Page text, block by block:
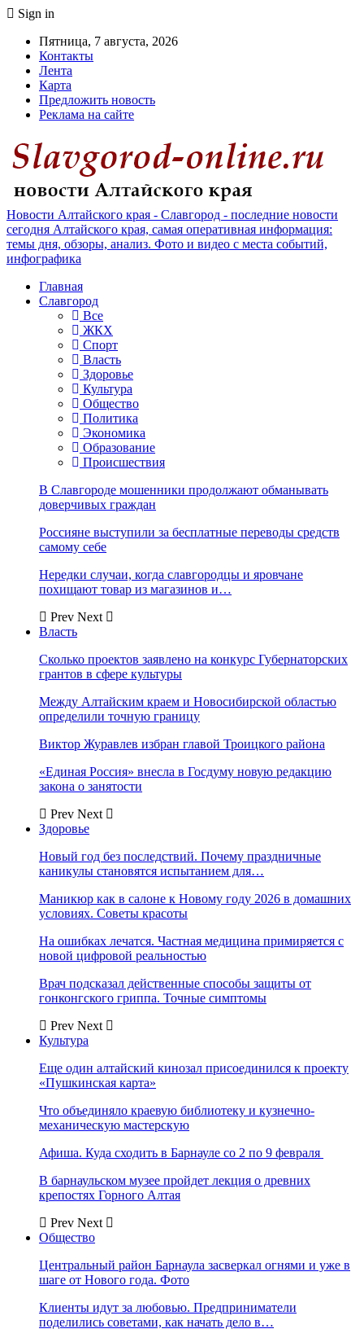
Sign in
Пятница, 7 августа, 2026
Контакты
Лента
Карта
Предложить новость
Реклама на сайте
Новости Алтайского края - Славгород - последние новости
сегодня Алтайского края, самая оперативная информация:
темы дня, обзоры, анализ. Фото и видео с места событий,
инфографика
Главная
Славгород
Все
ЖКХ
Спорт
Власть
Здоровье
Культура
Общество
Политика
Экономика
Образование
Происшествия
В Славгороде мошенники продолжают обманывать
доверчивых граждан
Россияне выступили за бесплатные переводы средств
самому себе
Нередки случаи, когда славгородцы и яровчане
похищают товар из магазинов и…
Prev Next
Власть
Сколько проектов заявлено на конкурс Губернаторских
грантов в сфере культуры
Между Алтайским краем и Новосибирской областью
определили точную границу
Виктор Журавлев избран главой Троицкого района
«Единая Россия» внесла в Госдуму новую редакцию
закона о занятости
Prev Next
Здоровье
Новый год без последствий. Почему праздничные
каникулы становятся испытанием для…
Маникюр как в салоне к Новому году 2026 в домашних
условиях. Советы красоты
На ошибках лечатся. Частная медицина примиряется с
новой цифровой реальностью
Врач подсказал действенные способы защиты от
гонконгского гриппа. Точные симптомы
Prev Next
Культура
Еще один алтайский кинозал присоединился к проекту
«Пушкинская карта»
Что объединяло краевую библиотеку и кузнечно-
механическую мастерскую
Афиша. Куда сходить в Барнауле со 2 по 9 февраля
В барнаульском музее пройдет лекция о древних
крепостях Горного Алтая
Prev Next
Общество
Центральный район Барнаула засверкал огнями и уже в
шаге от Нового года. Фото
Клиенты идут за любовью. Предприниматели
поделились советами, как начать дело в…